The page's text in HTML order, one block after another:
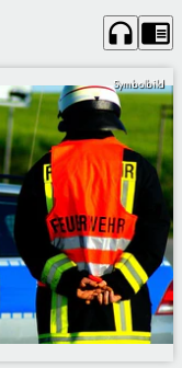
headphones chrome_reader_mode
Symbolbild